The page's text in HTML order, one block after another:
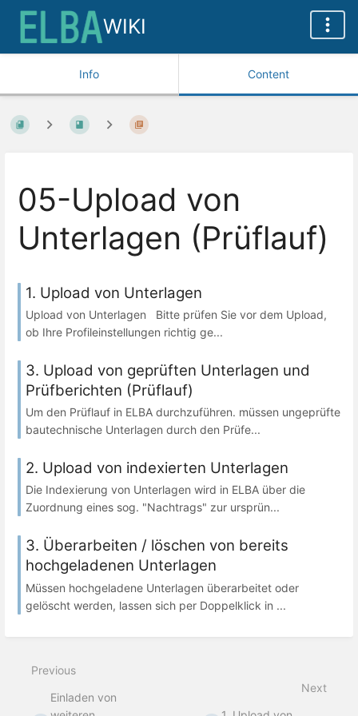
WIKI
Info Content
05-Upload von
Unterlagen (Prüflauf)
1. Upload von Unterlagen
Upload von Unterlagen Bitte prüfen Sie vor dem Upload,
ob Ihre Profileinstellungen richtig ge...
3. Upload von geprüften Unterlagen und
Prüfberichten (Prüflauf)
Um den Prüflauf in ELBA durchzuführen. müssen ungeprüfte
bautechnische Unterlagen durch den Prüfe...
2. Upload von indexierten Unterlagen
Die Indexierung von Unterlagen wird in ELBA über die
Zuordnung eines sog. "Nachtrags" zur ursprün...
3. Überarbeiten / löschen von bereits
hochgeladenen Unterlagen
Müssen hochgeladene Unterlagen überarbeitet oder
gelöscht werden, lassen sich per Doppelklick in ...
Previous
Einladen von
Next